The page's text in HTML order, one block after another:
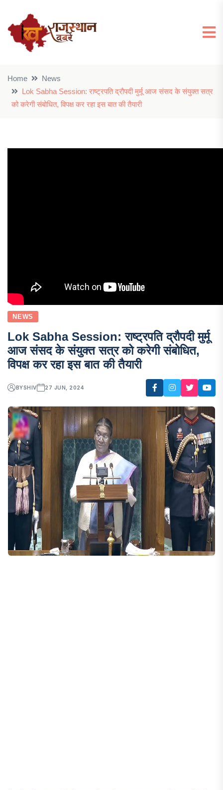
Home
News
Lok Sabha Session: राष्ट्रपति द्रौपदी मुर्मू आज संसद के संयुक्त सत्र
को करेगी संबोधित, विपक्ष कर रहा इस बात की तैयारी
NEWS
Lok Sabha Session: राष्ट्रपति द्रौपदी मुर्मू
आज संसद के संयुक्त सत्र को करेगी संबोधित,
विपक्ष कर रहा इस बात की तैयारी
BYSHIV 27 JUN, 2024